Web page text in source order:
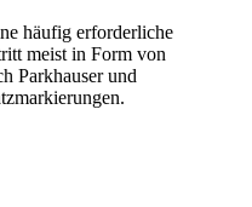
häufig erforderliche
meist in Form von
Parkhauser und